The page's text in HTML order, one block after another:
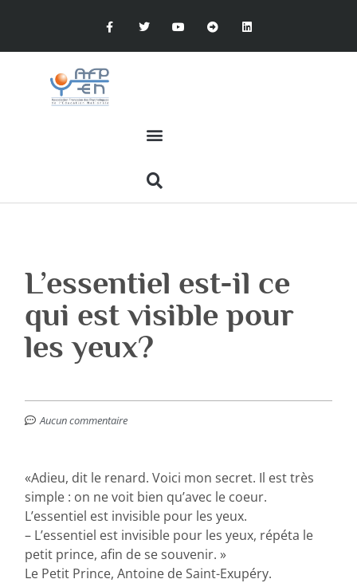
L’essentiel est-il ce
qui est visible pour
les yeux?
Aucun commentaire
«Adieu, dit le renard. Voici mon secret. Il est très
simple : on ne voit bien qu’avec le coeur.
L’essentiel est invisible pour les yeux.
– L’essentiel est invisible pour les yeux, répéta le
petit prince, afin de se souvenir. »
Le Petit Prince, Antoine de Saint-Exupéry.